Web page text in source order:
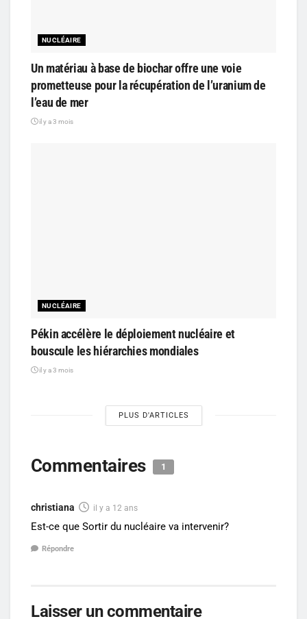
NUCLÉAIRE
Un matériau à base de biochar offre une voie
prometteuse pour la récupération de l’uranium de
l’eau de mer
il y a 3 mois
NUCLÉAIRE
Pékin accélère le déploiement nucléaire et
bouscule les hiérarchies mondiales
il y a 3 mois
PLUS D'ARTICLES
Commentaires 1
christiana il y a 12 ans
Est-ce que Sortir du nucléaire va intervenir?
Répondre
Laisser un commentaire